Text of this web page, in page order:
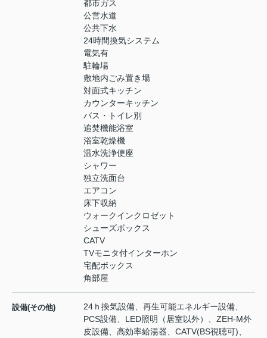
都市ガス
公営水道
公共下水
24時間換気システム
電気有
駐輪場
敷地内ごみ置き場
対面式キッチン
カウンターキッチン
バス・トイレ別
追焚機能浴室
浴室乾燥機
温水洗浄便座
シャワー
独立洗面台
エアコン
床下収納
ウォークインクロゼット
シューズボックス
CATV
TVモニタ付インターホン
宅配ボックス
角部屋
設備(その他)
24ｈ換気設備、再生可能エネルギー設備、
PCS設備、LED照明（居室以外）、ZEH-M外
皮設備、高効率給湯器、CATV(BS視聴可)、